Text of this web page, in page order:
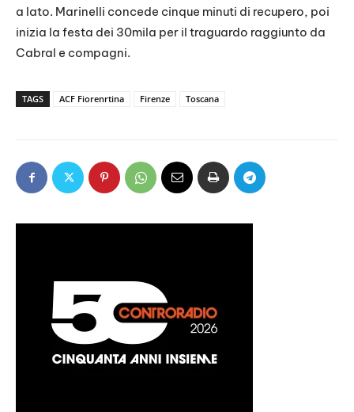
a lato. Marinelli concede cinque minuti di recupero, poi
inizia la festa dei 30mila per il traguardo raggiunto da
Cabral e compagni.
TAGS ACF Fiorenrtina Firenze Toscana